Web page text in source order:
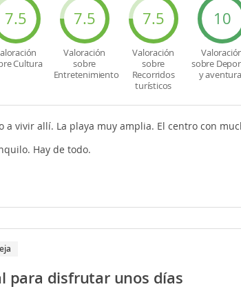
7.5
Cultura
7.5
Valoración
sobre
Entretenimiento
7.5
Valoración
sobre
Recorridos
turísticos
10
sobre
y
a vivir allí. La playa muy amplia. El centro con
Hay de todo.
para disfrutar unos días